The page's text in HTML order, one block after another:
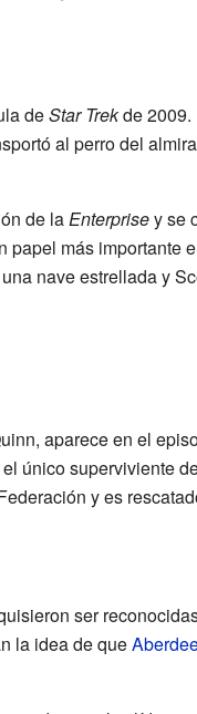
deStar Trekde 2009.
al perro del
de laEnterprisey se
papel más importante
nave estrellada y
aparece en el
único superviviente
y es
ser
la idea de que